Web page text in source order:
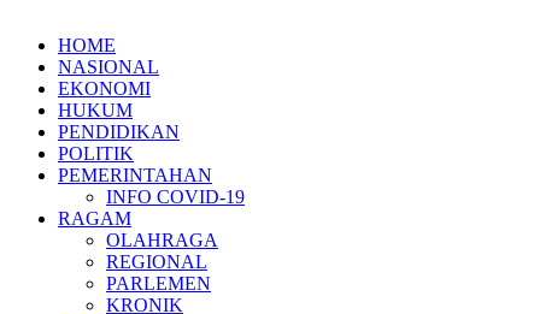
HOME
NASIONAL
EKONOMI
HUKUM
PENDIDIKAN
POLITIK
PEMERINTAHAN
INFO COVID-19
RAGAM
OLAHRAGA
REGIONAL
PARLEMEN
KRONIK